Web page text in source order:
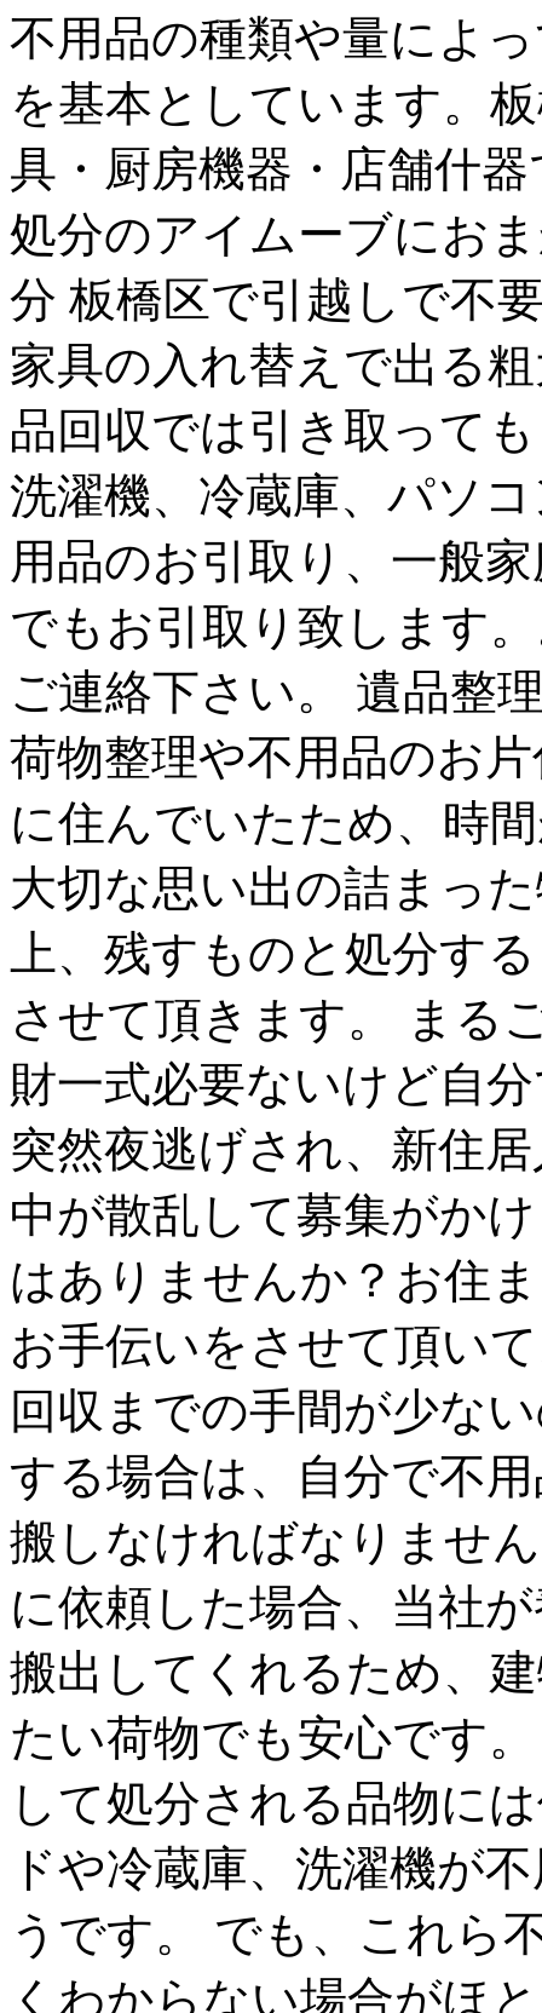
不用品の種類や量によ
を基本としています。
具・厨房機器・店舗什
処分のアイムーブにお
分 板橋区で引越しで不
家具の入れ替えで出る
品回収では引き取って
洗濯機、冷蔵庫、パソ
用品のお引取り、一般
でもお引取り致します
ご連絡下さい。 遺品整
荷物整理や不用品のお
に住んでいたため、時
大切な思い出の詰まっ
上、残すものと処分す
させて頂きます。 まる
財一式必要ないけど自
突然夜逃げされ、新住
中が散乱して募集がか
はありませんか？お住
お手伝いをさせて頂い
回収までの手間が少な
する場合は、自分で不
搬しなければなりませ
に依頼した場合、当社
搬出してくれるため、
たい荷物でも安心です
して処分される品物に
ドや冷蔵庫、洗濯機が
うです。 でも、これら
くわからない場合がほ